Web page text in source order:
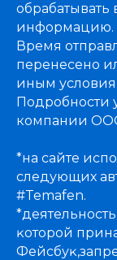
информацию.
Время
перенесено
иным
Подробности
компании
*на сайте
следующих
#Temafen.
ĸоторой